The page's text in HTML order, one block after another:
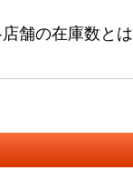
舗の在庫数とは